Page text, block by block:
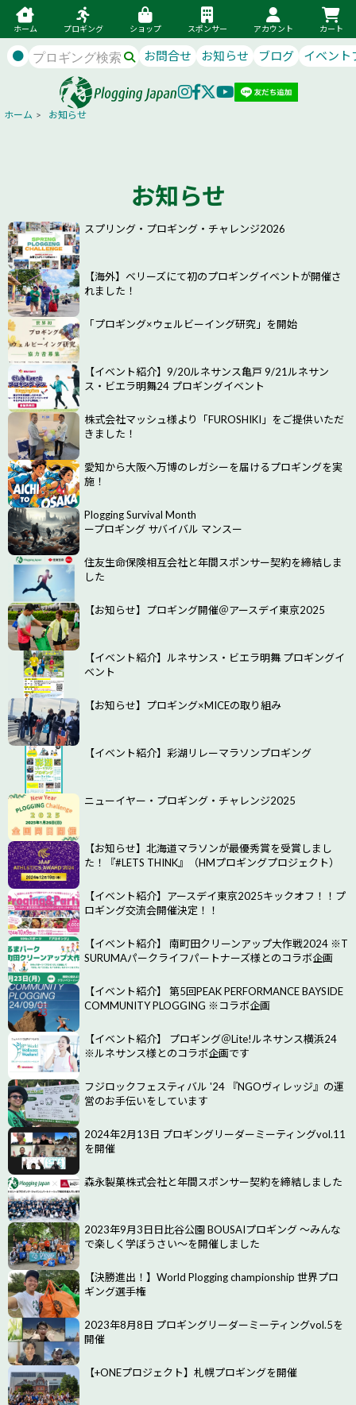
ホーム プロギング ショップ スポンサー アカウント カート
● お問合せ お知らせ ブログ イベント
ホーム > お知らせ
お知らせ
スプリング・プロギング・チャレンジ2026
【海外】ベリーズにて初のプロギングイベントが開催さ
れました！
「プロギング×ウェルビーイング研究」を開始
【イベント紹介】9/20ルネサンス亀戸 9/21ルネサン
ス・ビエラ明舞24 プロギングイベント
株式会社マッシュ様より「FUROSHIKI」をご提供いただ
きました！
愛知から大阪へ万博のレガシーを届けるプロギングを実
施！
Plogging Survival Month
ープロギング サバイバル マンスー
住友生命保険相互会社と年間スポンサー契約を締結しま
した
【お知らせ】プロギング開催＠アースデイ東京2025
【イベント紹介】ルネサンス・ビエラ明舞 プロギングイ
ベント
【お知らせ】プロギング×MICEの取り組み
【イベント紹介】彩湖リレーマラソンプロギング
ニューイヤー・プロギング・チャレンジ2025
【お知らせ】北海道マラソンが最優秀賞を受賞しまし
た！『#LETS THINK』（HMプロギングプロジェクト）
【イベント紹介】アースデイ東京2025キックオフ！！プ
ロギング交流会開催決定！！
【イベント紹介】 南町田クリーンアップ大作戦2024 ※T
SURUMAパークライフパートナーズ様とのコラボ企画
【イベント紹介】 第5回PEAK PERFORMANCE BAYSIDE
COMMUNITY PLOGGING ※コラボ企画
【イベント紹介】 プロギング＠Lite!ルネサンス横浜24
※ルネサンス様とのコラボ企画です
フジロックフェスティバル '24 『NGOヴィレッジ』の運
営のお手伝いをしています
2024年2月13日 プロギングリーダーミーティングvol.11
を開催
森永製菓株式会社と年間スポンサー契約を締結しました
2023年9月3日日比谷公園 BOUSAIプロギング ～みんな
で楽しく学ぼうさい～を開催しました
【決勝進出！】World Plogging championship 世界プロ
ギング選手権
2023年8月8日 プロギングリーダーミーティングvol.5を
開催
【+ONEプロジェクト】札幌プロギングを開催